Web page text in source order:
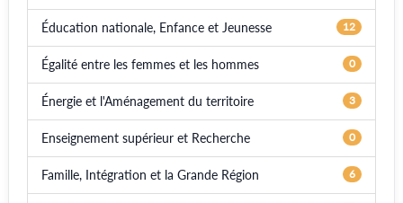
Éducation nationale, Enfance et Jeunesse 12
Égalité entre les femmes et les hommes 0
Énergie et l'Aménagement du territoire 3
Enseignement supérieur et Recherche 0
Famille, Intégration et la Grande Région 6